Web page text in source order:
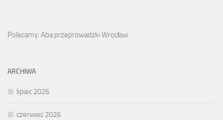
Polecamy: Aba przeprowadzki Wrocław
ARCHIWA
lipiec 2026
czerwiec 2026